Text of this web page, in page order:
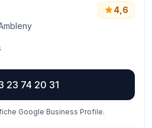
4,6
23 74 20 31
Google Business Profile.